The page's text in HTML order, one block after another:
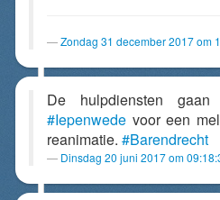
Zondag 31 december 2017 om
De hulpdiensten
#Iepenwede voor een
reanimatie. #Barendrecht
Dinsdag 20 juni 2017 om